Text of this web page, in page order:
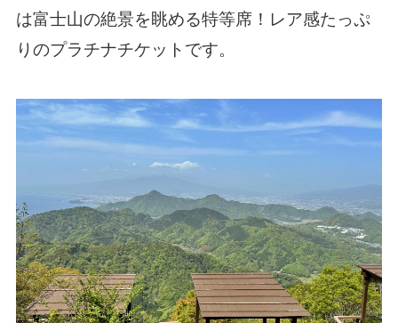
は富士山の絶景を眺める特等席！レア感たっぷ
りのプラチナチケットです。